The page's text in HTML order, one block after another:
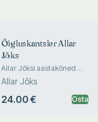
Õigluskantsler Allar
Jõks
Allar Jõksi aastakõned
Riigikogus, valik
ettekandeid ja esinemisi,
artikleid ning intervjuusid
2001–2008. Õiguskantsleri
Allar Jõks
24.00 € Osta